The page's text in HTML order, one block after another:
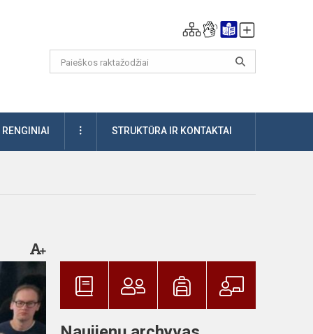
RENGINIAI DAUGIAUSTRUKTŪRA IR KONTAKTAI